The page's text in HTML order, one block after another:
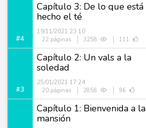
#4
Capítulo 3: De lo que está
hecho el té
19/11/2021 23:10
22 páginas 3258 111
#3
Capítulo 2: Un vals a la
soledad
25/01/2021 17:24
20 páginas 2858 96
Capítulo 1: Bienvenida a la
mansión